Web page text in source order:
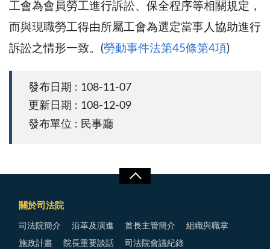
工會為會員勞工進行訴訟、保全程序等相關規定，
而與現職勞工得由所屬工會為選定當事人協助進行
訴訟之情形一致。(勞動事件法第45條第4項)
發布日期 : 108-11-07
更新日期 : 108-12-09
發布單位 : 民事廳
關於司法院
司法院簡介 沿革及演進 首長主管簡介 組織與職掌
施政計畫 院長重要談話 司法院會議紀錄